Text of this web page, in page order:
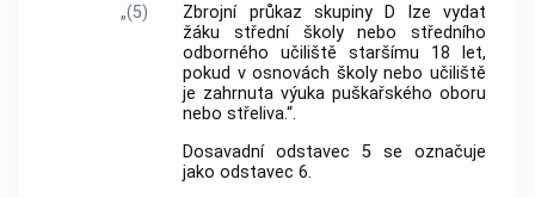
„(5)
Zbrojní průkaz skupiny D lze vydat
žáku střední školy nebo středního
odborného učiliště staršímu 18 let,
pokud v osnovách školy nebo učiliště
je zahrnuta výuka puškařského oboru
nebo střeliva.“.
Dosavadní odstavec 5 se označuje
jako odstavec 6.